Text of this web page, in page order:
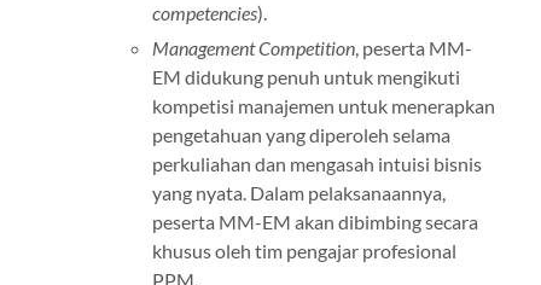
competencies).
Management Competition, peserta MM-
EM didukung penuh untuk mengikuti
kompetisi manajemen untuk menerapkan
pengetahuan yang diperoleh selama
perkuliahan dan mengasah intuisi bisnis
yang nyata. Dalam pelaksanaannya,
peserta MM-EM akan dibimbing secara
khusus oleh tim pengajar profesional
PPM.